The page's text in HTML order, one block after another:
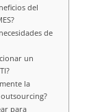
del
de
un
la
para